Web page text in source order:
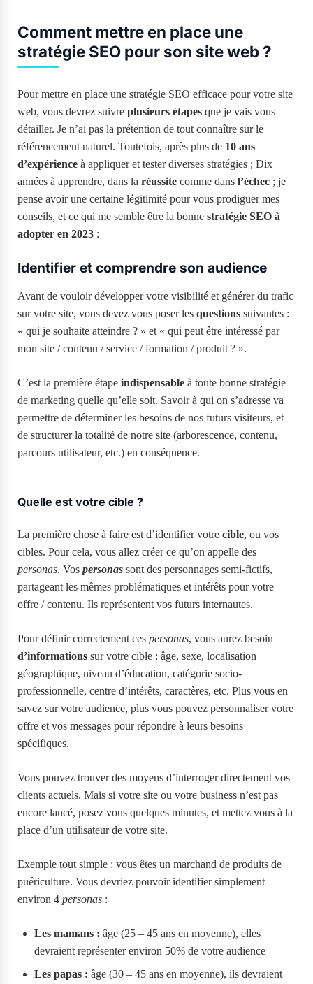
Comment mettre en place une
stratégie SEO pour son site web ?
Pour mettre en place une stratégie SEO efficace pour votre site
web, vous devrez suivre plusieurs étapes que je vais vous
détailler. Je n’ai pas la prétention de tout connaître sur le
référencement naturel. Toutefois, après plus de 10 ans
d’expérience à appliquer et tester diverses stratégies ; Dix
années à apprendre, dans la réussite comme dans l’échec ; je
pense avoir une certaine légitimité pour vous prodiguer mes
conseils, et ce qui me semble être la bonne stratégie SEO à
adopter en 2023 :
Identifier et comprendre son audience
Avant de vouloir développer votre visibilité et générer du trafic
sur votre site, vous devez vous poser les questions suivantes :
« qui je souhaite atteindre ? » et « qui peut être intéressé par
mon site / contenu / service / formation / produit ? ».
C’est la première étape indispensable à toute bonne stratégie
de marketing quelle qu’elle soit. Savoir à qui on s’adresse va
permettre de déterminer les besoins de nos futurs visiteurs, et
de structurer la totalité de notre site (arborescence, contenu,
parcours utilisateur, etc.) en conséquence.
Quelle est votre cible ?
La première chose à faire est d’identifier votre cible, ou vos
cibles. Pour cela, vous allez créer ce qu’on appelle des
personas. Vos personas sont des personnages semi-fictifs,
partageant les mêmes problématiques et intérêts pour votre
offre / contenu. Ils représentent vos futurs internautes.
Pour définir correctement ces personas, vous aurez besoin
d’informations sur votre cible : âge, sexe, localisation
géographique, niveau d’éducation, catégorie socio-
professionnelle, centre d’intérêts, caractères, etc. Plus vous en
savez sur votre audience, plus vous pouvez personnaliser votre
offre et vos messages pour répondre à leurs besoins
spécifiques.
Vous pouvez trouver des moyens d’interroger directement vos
clients actuels. Mais si votre site ou votre business n’est pas
encore lancé, posez vous quelques minutes, et mettez vous à la
place d’un utilisateur de votre site.
Exemple tout simple : vous êtes un marchand de produits de
puériculture. Vous devriez pouvoir identifier simplement
environ 4 personas :
Les mamans : âge (25 – 45 ans en moyenne), elles
devraient représenter environ 50% de votre audience
Les papas : âge (30 – 45 ans en moyenne), ils devraient